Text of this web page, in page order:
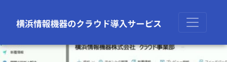
次の画像